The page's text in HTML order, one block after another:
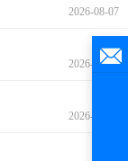
2026-08-07
2026-08-07
2026-08-07